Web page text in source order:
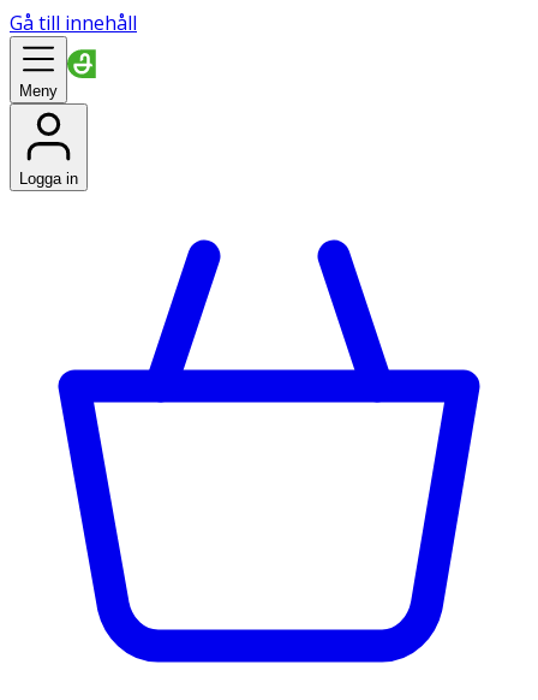
Gå till innehåll
Meny
Logga in